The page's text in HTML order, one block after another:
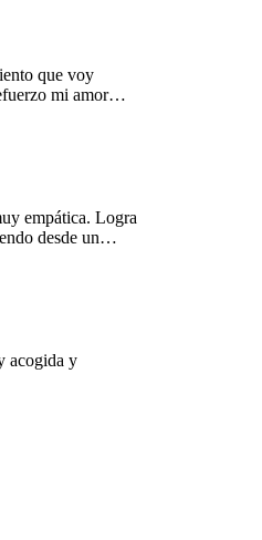
que voy
mi amor
empática. Logra
desde un
acogida y